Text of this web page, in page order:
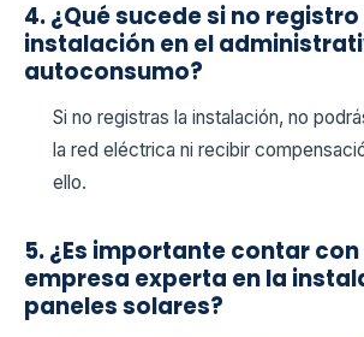
4. ¿Qué sucede si no
instalación en el
autoconsumo?
Si no registras la instalación, no
la red eléctrica ni recibir
ello.
5. ¿Es importante contar con
empresa experta en la
paneles solares?